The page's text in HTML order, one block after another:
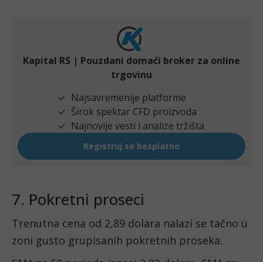
7. Pokretni proseci
Trenutna cena od 2,89 dolara nalazi se tačno u
zoni gusto grupisanih pokretnih proseka.